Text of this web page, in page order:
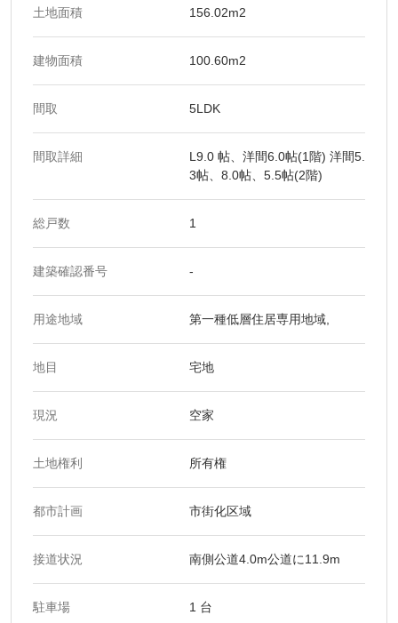
土地面積 156.02m2
建物面積 100.60m2
間取 5LDK
間取詳細
L9.0 帖、洋間6.0帖(1階) 洋間5.
3帖、8.0帖、5.5帖(2階)
総戸数 1
建築確認番号 -
用途地域 第一種低層住居専用地域,
地目 宅地
現況 空家
土地権利 所有権
都市計画 市街化区域
接道状況 南側公道4.0m公道に11.9m
駐車場 1 台